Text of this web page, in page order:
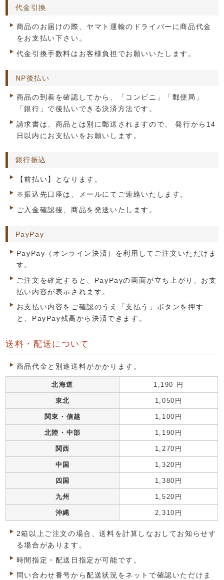
代金引換
商品のお届けの際、ヤマト運輸のドライバーに商品代金
をお支払い下さい。
代金引換手数料はお客様負担でお願いいたします。
NP後払い
商品の到着を確認してから、「コンビニ」「郵便局」
「銀行」で後払いできる決済方法です。
請求書は、商品とは別に郵送されますので、 発行から14
日以内にお支払いをお願いします。
銀行振込
【前払い】となります。
※振込先口座は、メールにてご連絡いたします。
ご入金確認後、商品を発送いたします。
PayPay
PayPay（オンライン決済）を利用してご注文いただけま
す。
ご注文を確定すると、PayPayの画面が立ち上がり、お支
払い内容が表示されます。
お支払い内容をご確認のうえ「支払う」ボタンを押す
と、PayPay残高から決済できます。
送料・配送について
商品代金と別途送料がかかります。
北海道 1,190 円
東北 1,050円
関東・信越 1,100円
北陸・中部 1,190円
関西 1,270円
中国 1,320円
四国 1,380円
九州 1,520円
沖縄 2,310円
2箱以上ご注文の場合、送料を計算しなおしてお知らせす
る場合があります。
時間指定・配送日指定が可能です。
問い合わせ番号から配送状況をネットで確認いただけま